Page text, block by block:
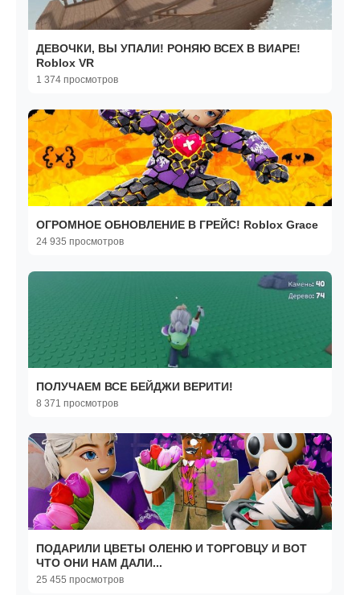
ДЕВОЧКИ, ВЫ УПАЛИ! РОНЯЮ ВСЕХ В ВИАРЕ!
Roblox VR
1 374 просмотров
ОГРОМНОЕ ОБНОВЛЕНИЕ В ГРЕЙС! Roblox Grace
24 935 просмотров
ПОЛУЧАЕМ ВСЕ БЕЙДЖИ ВЕРИТИ!
8 371 просмотров
ПОДАРИЛИ ЦВЕТЫ ОЛЕНЮ И ТОРГОВЦУ И ВОТ
ЧТО ОНИ НАМ ДАЛИ...
25 455 просмотров